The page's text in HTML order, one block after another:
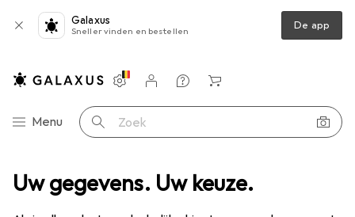
Uw gegevens. Uw keuze.
Galaxus
Sneller vinden en bestellen De app
Categorie navigatie
Menu Zoek op
Instellingen
Klantenaccount
Produktvergelijking
Verlanglijstje
Winkelmandje
Accessoires PC-onderdelen Accessoires voor harde schijven